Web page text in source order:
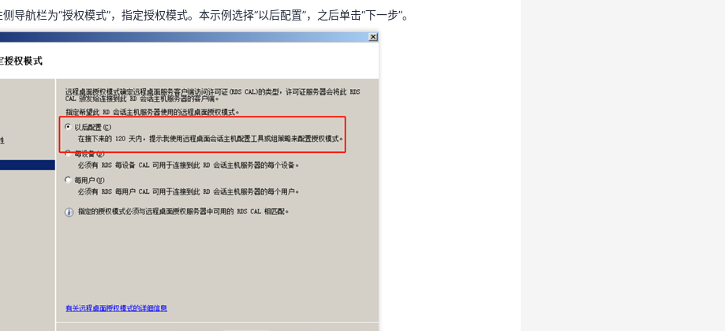
侧导航栏为“授权模式”，指定授权模式。本示例选择“以后配置”，之后单击“下一步”。
导航栏为“授权模式”，指定授权模式。本示例选择“以后配置”，之后单击“下一步”。